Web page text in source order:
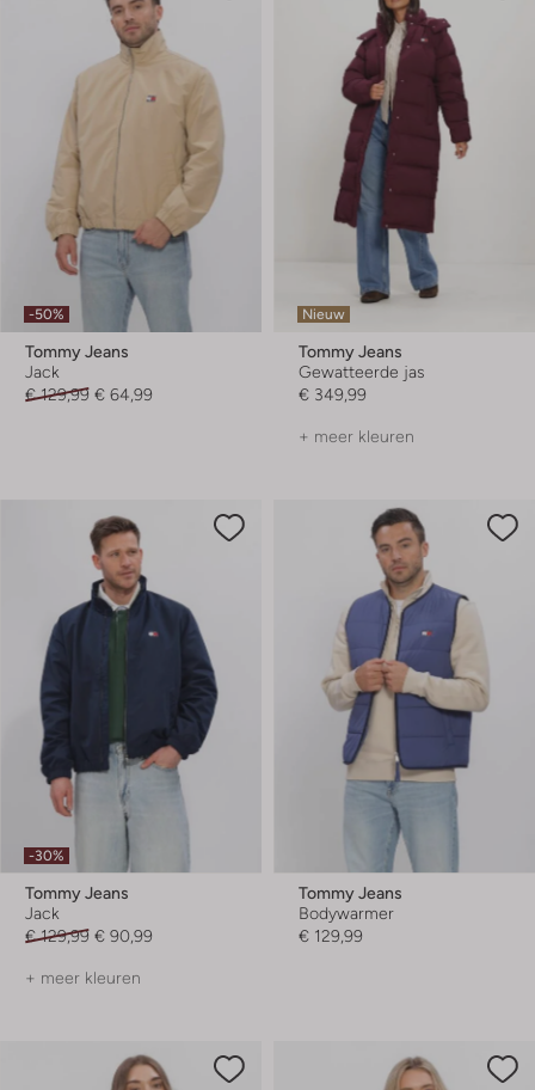
-50%
Tommy Jeans
Jack
€ 129,99 € 64,99
Nieuw
Tommy Jeans
Gewatteerde jas
€ 349,99
+ meer kleuren
-30%
Tommy Jeans
Jack
€ 129,99 € 90,99
+ meer kleuren
Tommy Jeans
Bodywarmer
€ 129,99